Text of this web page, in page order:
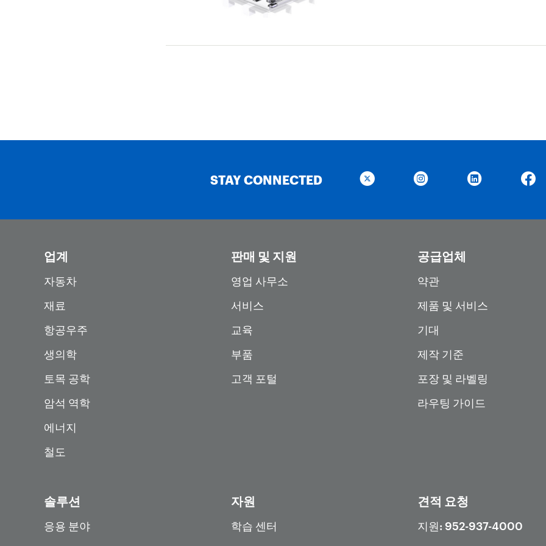
STAY CONNECTED
업계
자동차
재료
항공우주
생의학
토목 공학
암석 역학
에너지
철도
판매 및 지원
영업 사무소
서비스
교육
부품
고객 포털
공급업체
약관
제품 및 서비스
기대
제작 기준
포장 및 라벨링
라우팅 가이드
솔루션
응용 분야
자원
학습 센터
견적 요청
지원: 952-937-4000